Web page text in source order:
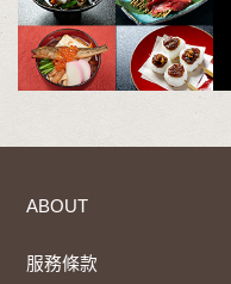
ABOUT
服務條款